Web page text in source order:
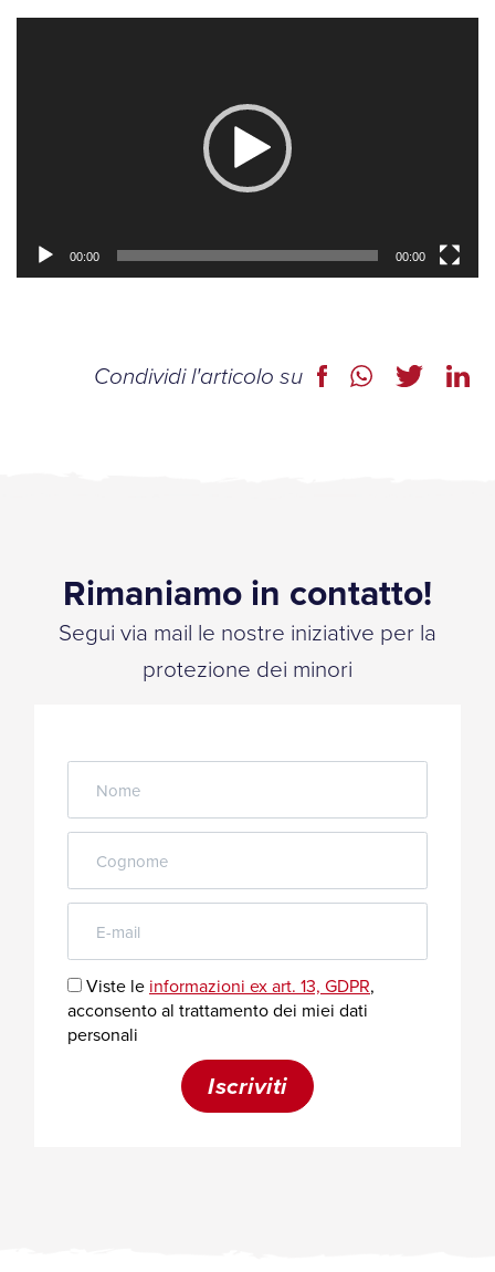
00:00 00:00
Condividi l'articolo su
Rimaniamo in contatto!
Segui via mail le nostre iniziative per la
protezione dei minori